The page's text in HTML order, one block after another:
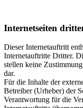
Internetseiten
Dieser Internetauftritt
Internetauftritte Dritter.
stellen keine
dar.
Für die Inhalte der
Betreiber (Urheber) der
Verantwortung für die